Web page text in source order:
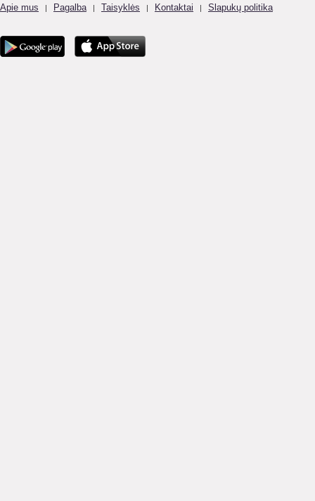
Apie mus | Pagalba | Taisyklės | Kontaktai | Slapukų politika